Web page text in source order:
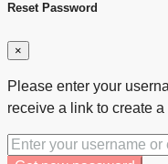
Reset Password
×
Please enter your
receive a link to create